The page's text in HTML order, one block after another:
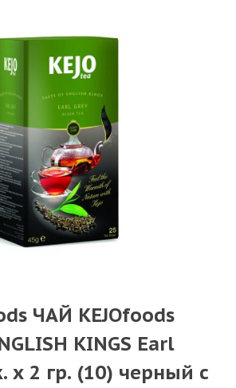
ЧАЙ KEJOfoods
KINGS Earl
х 2 гр. (10) черный с